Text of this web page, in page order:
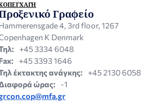
Γραφείο
4, 3rd floor, 1267
K Denmark
+45 3334 6048
+45 3393 1646
έκτακτης ανάγκης:
+45 2130 6058
ώρας:
-1